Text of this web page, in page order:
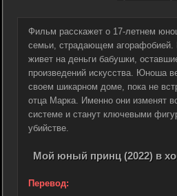
Фильм расскажет о 17-летнем
семьи, страдающем агорафобией.
живет на деньги бабушки,
произведений искусства. Юноша
своем шикарном доме, пока не
отца Марка. Именно они изменят
системе и станут ключевыми
убийстве.
Мой юный принц (2022) в
Перевод: